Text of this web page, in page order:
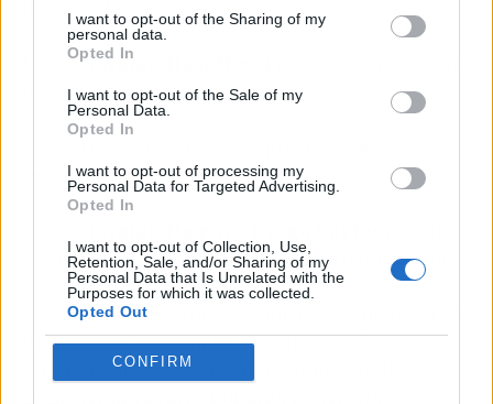
I want to opt-out of the Sharing of my
personal data.
Opted In
I want to opt-out of the Sale of my
Personal Data.
Opted In
I want to opt-out of processing my
Personal Data for Targeted Advertising.
Opted In
I want to opt-out of Collection, Use,
Retention, Sale, and/or Sharing of my
Personal Data that Is Unrelated with the
Purposes for which it was collected.
Opted Out
CONFIRM
pitando de más.
Min 42 |Amarilla a Messi
parece que lo toca. Picó el árbitro.
recortar.
golpe en la cara a Messi, aunque involuntaria.
Min 38 | Koeman ha acertado tácticamente, con
los tres centrales para asegurar en defensa,
tener el balón, Messi como siempre suelto y